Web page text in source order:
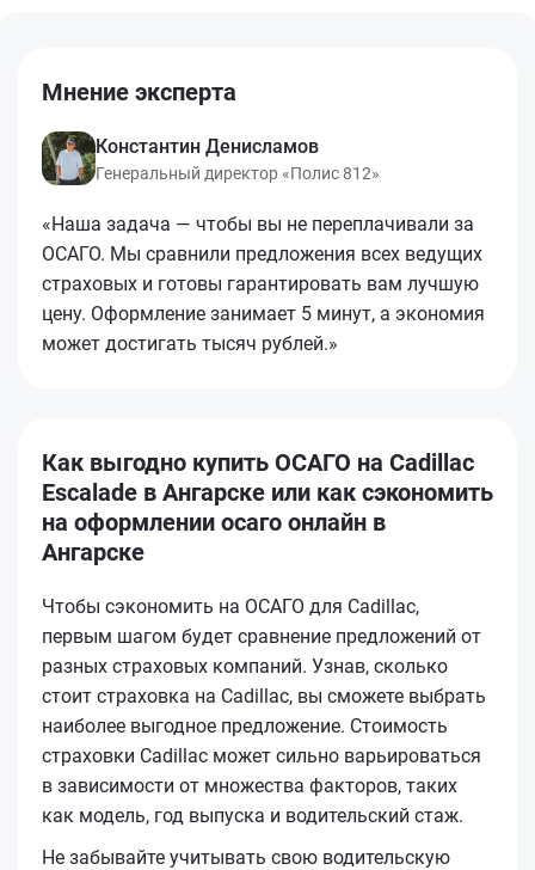
Мнение эксперта
Константин Денисламов
Генеральный директор «Полис 812»
«Наша задача — чтобы вы не переплачивали за
ОСАГО. Мы сравнили предложения всех ведущих
страховых и готовы гарантировать вам лучшую
цену. Оформление занимает 5 минут, а экономия
может достигать тысяч рублей.»
Как выгодно купить ОСАГО на Cadillac
Escalade в Ангарске или как сэкономить
на оформлении осаго онлайн в
Ангарске
Чтобы сэкономить на ОСАГО для Cadillac,
первым шагом будет сравнение предложений от
разных страховых компаний. Узнав, сколько
стоит страховка на Cadillac, вы сможете выбрать
наиболее выгодное предложение. Стоимость
страховки Cadillac может сильно варьироваться
в зависимости от множества факторов, таких
как модель, год выпуска и водительский стаж.
Не забывайте учитывать свою водительскую